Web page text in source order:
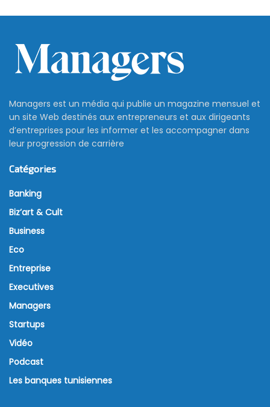
Managers est un média qui publie un magazine mensuel et
un site Web destinés aux entrepreneurs et aux dirigeants
d’entreprises pour les informer et les accompagner dans
leur progression de carrière
Catégories
Banking
Biz’art & Cult
Business
Eco
Entreprise
Executives
Managers
Startups
Vidéo
Podcast
Les banques tunisiennes